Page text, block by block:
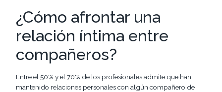
¿Cómo afrontar una
relación íntima entre
compañeros?
Entre el 50% y el 70% de los profesionales admite que han
mantenido relaciones personales con algún compañero de